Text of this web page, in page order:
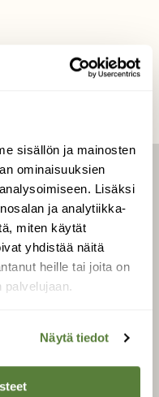
sisällön ja mainosten
ominaisuuksien
Lisäksi
ja analytiikka-
miten käytät
yhdistää näitä
heille tai joita on
palvelujaan.
Näytä tiedot
lehti
Suomen Luonto
digilukuoikeus
parasta juttua
LUONNON­